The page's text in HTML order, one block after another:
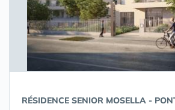
RÉSIDENCE SENIOR MOSELLA -